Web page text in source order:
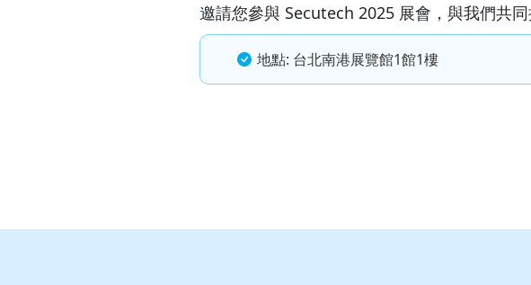
邀請您參與 Secutech 2025 展會，與我們共同
地點: 台北南港展覽館1館1樓